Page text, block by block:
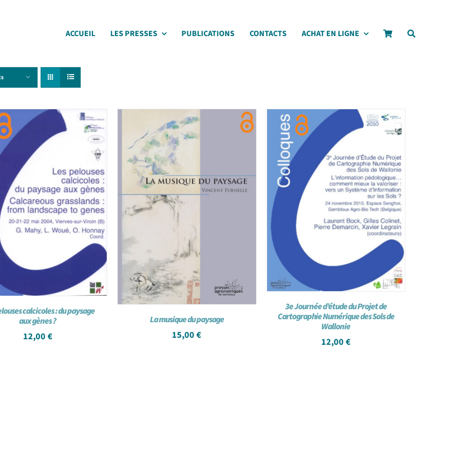
ACCUEIL LES PRESSES PUBLICATIONS CONTACTS ACHAT EN LIGNE
calcicoles : du paysage
aux gènes ?
12,00 €
La musique du paysage
15,00€
3e Journée d’étude du Projet de
Cartographie Numérique des Sols de
Wallonie
12,00 €